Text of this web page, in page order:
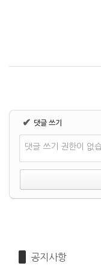
✔ 댓글 쓰기
댓글 쓰기 권한이 없
공지사항